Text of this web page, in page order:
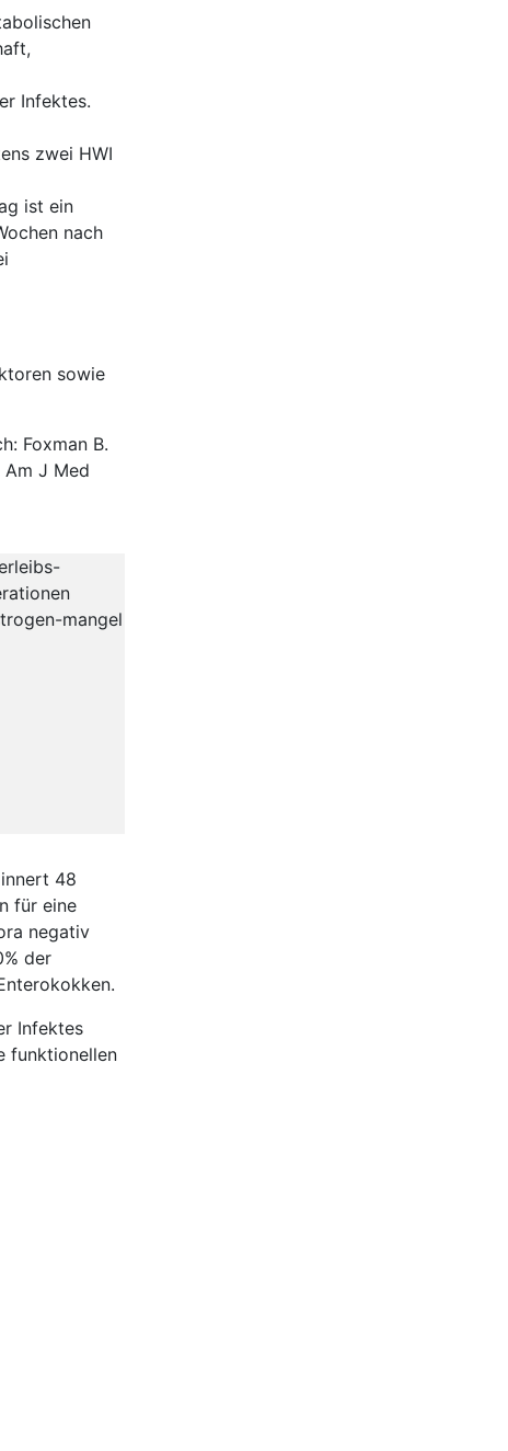
Infektes.
zwei HWI
ist ein
nach
sowie
Foxman B.
J Med
mangel
48
für eine
negativ
der
Infektes
funktionellen